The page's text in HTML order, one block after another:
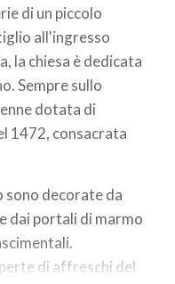
di un piccolo
all'ingresso
la chiesa è dedicata
Sempre sullo
dotata di
1472, consacrata
sono decorate da
dai portali di marmo
di affreschi del